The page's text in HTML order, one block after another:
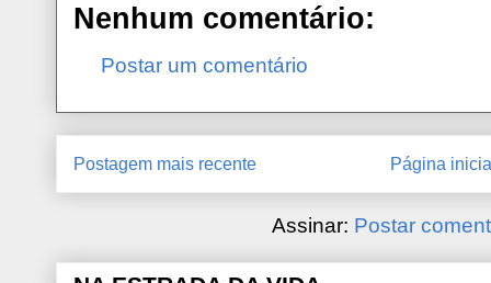
Nenhum comentário:
Postar um comentário
Postagem mais recente Página
Assinar: Postar